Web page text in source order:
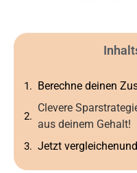
Berechne deinen
Clevere
aus deinem Gehalt!
Jetzt